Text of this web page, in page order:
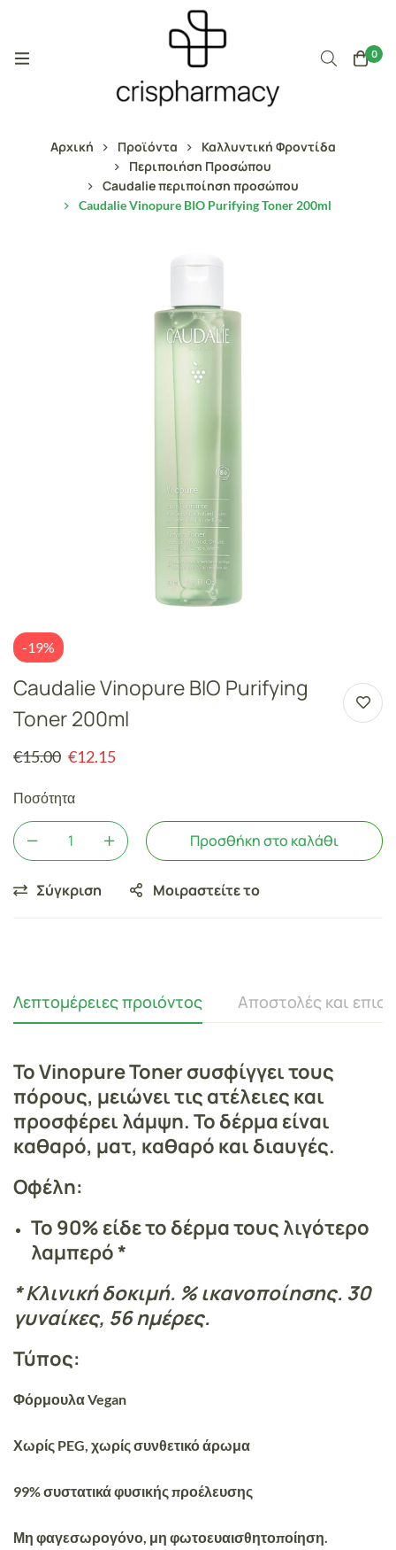
0
Αρχική Προϊόντα
Καλλυντική Φροντίδα
Περιποιήση Προσώπου
Caudalie περιποίηση προσώπου
Caudalie Vinopure BIO Purifying Toner 200ml
-19%
Caudalie Vinopure BIO Purifying
Toner 200ml
€15.00 €12.15
Ποσότητα
Προσθήκη στο καλάθι
Σύγκριση Μοιραστείτε το
Λεπτομέρειες προιόντος Αποστολές και
Το Vinopure Toner συσφίγγει τους
πόρους, μειώνει τις ατέλειες και
προσφέρει λάμψη. Το δέρμα είναι
καθαρό, ματ, καθαρό και διαυγές.
Οφέλη:
Το 90% είδε το δέρμα τους λιγότερο
λαμπερό *
* Κλινική δοκιμή. % ικανοποίησης. 30
γυναίκες, 56 ημέρες.
Τύπος:
Φόρμουλα Vegan
Χωρίς PEG, χωρίς συνθετικό άρωμα
99% συστατικά φυσικής προέλευσης
Μη φαγεσωρογόνο, μη φωτοευαισθητοποίηση.